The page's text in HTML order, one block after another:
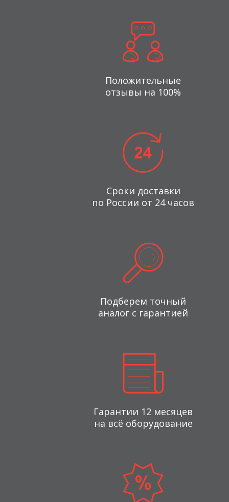
Положительные
отзывы на 100%
Сроки доставки
по России от 24 часов
Подберем точный
аналог с гарантией
Гарантии 12 месяцев
на всё оборудование